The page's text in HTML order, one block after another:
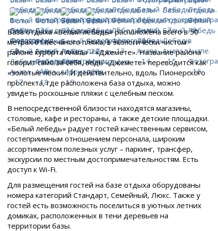
База отдыха «Белый лебедь» расположена всего в 50
метрах от песчаного пляжа, в экологически чистом
районе курорта Анапы – «Джемете». Название района
говорит само за себя, ведь «Джемете» переводится как
«золотые пески». И действительно, вдоль Пионерского
проспекта, где расположена база отдыха, можно
увидеть роскошные пляжи с целебным песком.
В непосредственной близости находятся магазины,
столовые, кафе и рестораны, а также детские площадки.
«Белый лебедь» радует гостей качественным сервисом,
гостеприимным отношением персонала, широким
ассортиментом полезных услуг – паркинг, трансфер,
экскурсии по местным достопримечательностям. Есть
доступ к Wi-Fi.
Для размещения гостей на базе отдыха оборудованы
номера категорий Стандарт, Семейный, Люкс. Также у
гостей есть возможность поселиться в уютных летних
домиках, расположенных в тени деревьев на
территории базы.